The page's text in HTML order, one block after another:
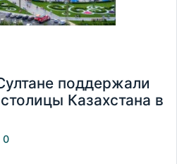
поддержали
Казахстана в
0